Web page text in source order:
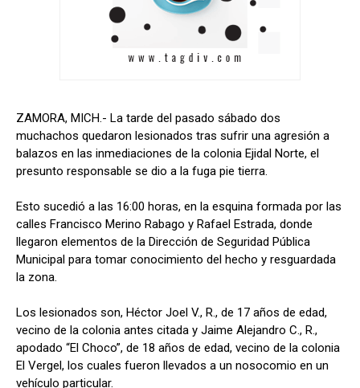
ZAMORA, MICH.- La tarde del pasado sábado dos
muchachos quedaron lesionados tras sufrir una agresión a
balazos en las inmediaciones de la colonia Ejidal Norte, el
presunto responsable se dio a la fuga pie tierra.
Esto sucedió a las 16:00 horas, en la esquina formada por las
calles Francisco Merino Rabago y Rafael Estrada, donde
llegaron elementos de la Dirección de Seguridad Pública
Municipal para tomar conocimiento del hecho y resguardada
la zona.
Los lesionados son, Héctor Joel V., R., de 17 años de edad,
vecino de la colonia antes citada y Jaime Alejandro C., R.,
apodado “El Choco”, de 18 años de edad, vecino de la colonia
El Vergel, los cuales fueron llevados a un nosocomio en un
vehículo particular.